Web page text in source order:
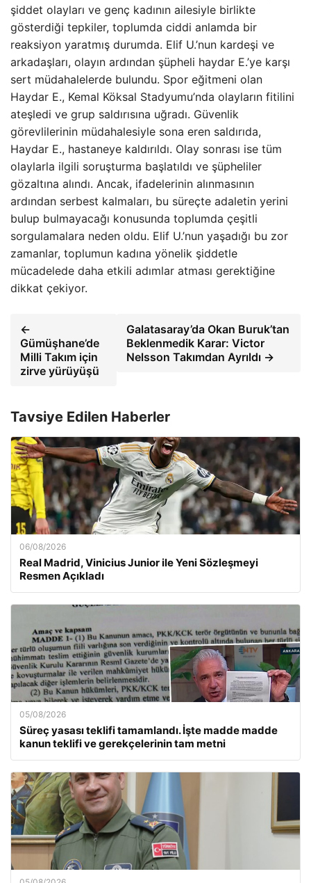
şiddet olayları ve genç kadının ailesiyle birlikte
gösterdiği tepkiler, toplumda ciddi anlamda bir
reaksiyon yaratmış durumda. Elif U.’nun kardeşi ve
arkadaşları, olayın ardından şüpheli haydar E.’ye karşı
sert müdahalelerde bulundu. Spor eğitmeni olan
Haydar E., Kemal Köksal Stadyumu’nda olayların fitilini
ateşledi ve grup saldırısına uğradı. Güvenlik
görevlilerinin müdahalesiyle sona eren saldırıda,
Haydar E., hastaneye kaldırıldı. Olay sonrası ise tüm
olaylarla ilgili soruşturma başlatıldı ve şüpheliler
gözaltına alındı. Ancak, ifadelerinin alınmasının
ardından serbest kalmaları, bu süreçte adaletin yerini
bulup bulmayacağı konusunda toplumda çeşitli
sorgulamalara neden oldu. Elif U.’nun yaşadığı bu zor
zamanlar, toplumun kadına yönelik şiddetle
mücadelede daha etkili adımlar atması gerektiğine
dikkat çekiyor.
←
Gümüşhane’de
Milli Takım için
zirve yürüyüşü
Galatasaray’da Okan Buruk’tan
Beklenmedik Karar: Victor
Nelsson Takımdan Ayrıldı →
Tavsiye Edilen Haberler
06/08/2026
Real Madrid, Vinicius Junior ile Yeni Sözleşmeyi
Resmen Açıkladı
05/08/2026
Süreç yasası teklifi tamamlandı. İşte madde madde
kanun teklifi ve gerekçelerinin tam metni